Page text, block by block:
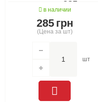
в наличии
285 грн
(Цена за шт)
шт